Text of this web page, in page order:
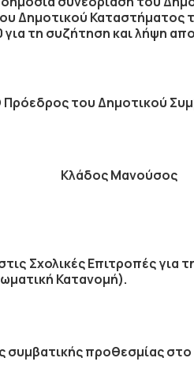
Δημοτικού Καταστήματος
για τη συζήτηση και λήψη
Πρόεδρος του Δημοτικού
Κλάδος Μανούσος
Σχολικές Επιτροπές για
Κατανομή).
προθεσμίας στο